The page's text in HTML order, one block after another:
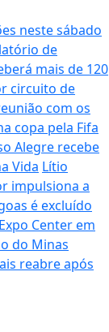
neste sábado
de
mais de 120
circuito de
com os
copa pela Fifa
Alegre recebe
Vida Lítio
impulsiona a
é excluído
Center em
do Minas
reabre após